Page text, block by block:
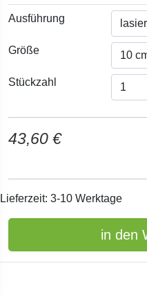
Ausführung
Größe
Stückzahl
43,60 €
Lieferzeit: 3-10 Werktage
in den